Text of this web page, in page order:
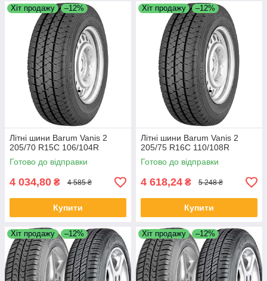
Хіт продажу –12%
Літні шини Barum Vanis 2
205/70 R15C 106/104R
Готово до відправки
4 034,80 ₴ 4 585 ₴
Купити
Хіт продажу –12%
Літні шини Barum Vanis 2
205/75 R16C 110/108R
Готово до відправки
4 618,24 ₴ 5 248 ₴
Купити
Хіт продажу –12% Хіт продажу –12%